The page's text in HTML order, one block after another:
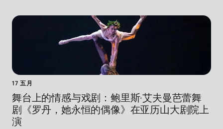
17 五月
舞台上的情感与戏剧：鲍里斯·艾夫曼芭蕾舞
剧《罗丹，她永恒的偶像》在亚历山大剧院上
演